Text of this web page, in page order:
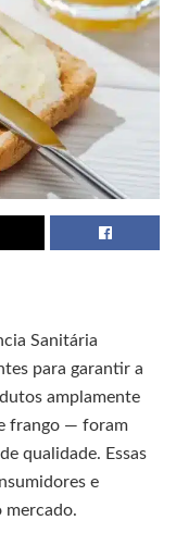
Sanitária
para garantir a
amplamente
frango — foram
qualidade. Essas
e
mercado.